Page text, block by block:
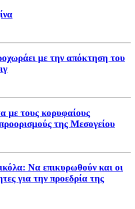
με την απόκτηση του
με τους κορυφαίους
της Μεσογείου
Να επικυρωθούν και οι
για την προεδρία της